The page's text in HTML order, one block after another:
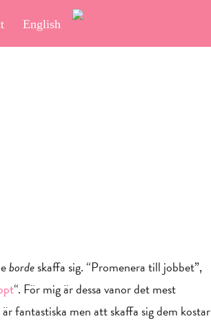
English
bordeskaffa sig. “Promenera till jobbet”,
“. För mig är dessa vanor det mest
fantastiska men att skaffa sig dem kostar